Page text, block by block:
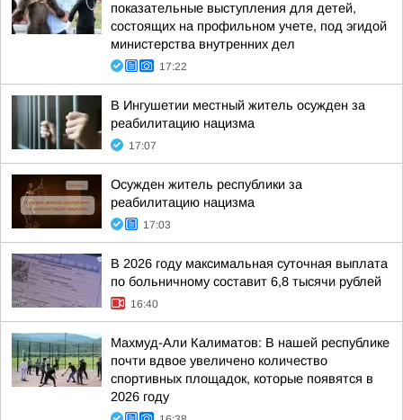
показательные выступления для детей,
состоящих на профильном учете, под эгидой
министерства внутренних дел
17:22
В Ингушетии местный житель осужден за
реабилитацию нацизма
17:07
Осужден житель республики за
реабилитацию нацизма
17:03
В 2026 году максимальная суточная выплата
по больничному составит 6,8 тысячи рублей
16:40
Махмуд-Али Калиматов: В нашей республике
почти вдвое увеличено количество
спортивных площадок, которые появятся в
2026 году